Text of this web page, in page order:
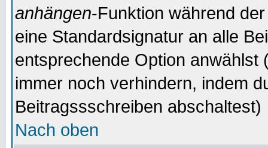
anhängen-Funktion während
eine Standardsignatur an alle
entsprechende Option anwählst
immer noch verhindern, indem
Beitragssschreiben abschaltest)
Nach oben